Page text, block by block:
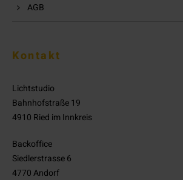
AGB
Kontakt
Lichtstudio
Bahnhofstraße 19
4910 Ried im Innkreis
Backoffice
Siedlerstrasse 6
4770 Andorf